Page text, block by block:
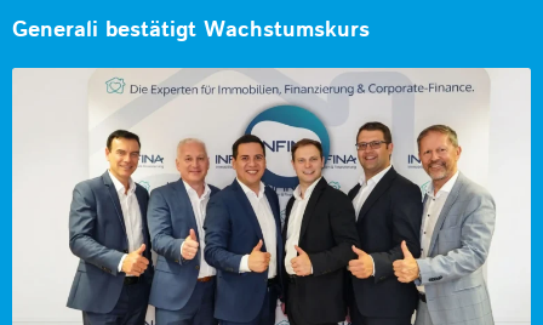
Generali bestätigt Wachstumskurs